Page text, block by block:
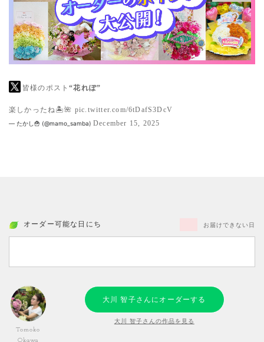
皆様のポスト“花れぽ”
楽しかったね🏝️🌺 pic.twitter.com/6tDafS3DcV
— たかし🍟 (@mamo_samba) December 15, 2025
オーダー可能な日にち お届けできない日
Tomoko
大川 智子さんにオーダーする
大川 智子さんの作品を見る